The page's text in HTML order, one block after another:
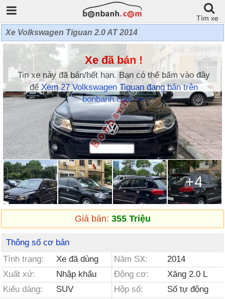
Tìm xe
Xe Volkswagen Tiguan 2.0 AT 2014
Xe đã bán !
Tin xe này đã bán/hết hạn. Bạn có thể bấm vào đây
đểXem 27 Volkswagen Tiguan đang bán trên
bonbanh.com >>
Mã: 6884872
+4
Giá bán: 355 Triệu
Thông số cơ bản
Tình trạng:
Xe đã dùng Năm SX:
2014
Xuất xứ:
Nhập khẩu Động cơ:
Xăng 2.0 L
Kiểu dáng:
SUV Hộp số:
Số tự động